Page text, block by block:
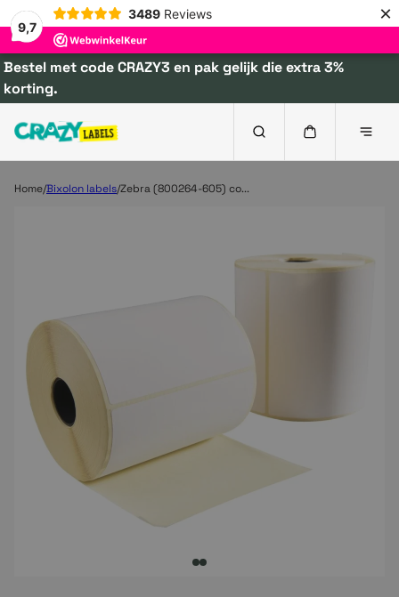
9,7
3489 Reviews ×
Bestel met code CRAZY3 en pak gelijk die extra 3%
korting.
Home Bixolon labels Zebra (800264-605) co...